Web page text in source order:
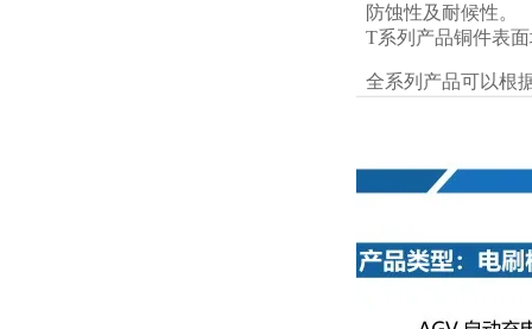
防蚀性及耐候性。
T系列产品铜件表
全系列产品可以根